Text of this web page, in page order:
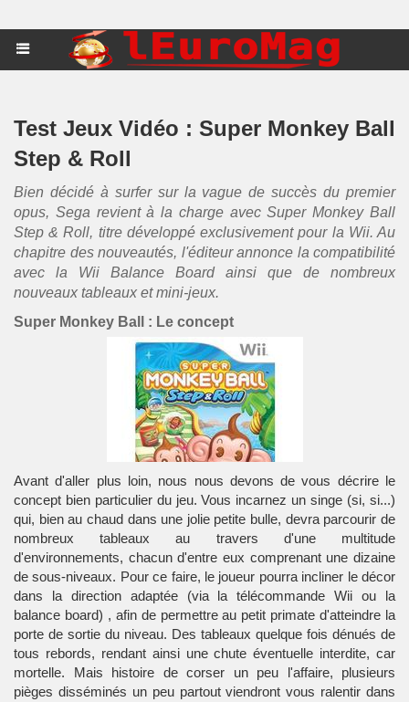
Test Jeux Vidéo : Super Monkey Ball
Step & Roll
Bien décidé à surfer sur la vague de succès du premier
opus, Sega revient à la charge avec Super Monkey Ball
Step & Roll, titre développé exclusivement pour la Wii. Au
chapitre des nouveautés, l'éditeur annonce la compatibilité
avec la Wii Balance Board ainsi que de nombreux
nouveaux tableaux et mini-jeux.
Super Monkey Ball : Le concept
Avant d'aller plus loin, nous nous devons de vous décrire le
concept bien particulier du jeu. Vous incarnez un singe (si, si...)
qui, bien au chaud dans une jolie petite bulle, devra parcourir de
nombreux tableaux au travers d'une multitude
d'environnements, chacun d'entre eux comprenant une dizaine
de sous-niveaux. Pour ce faire, le joueur pourra incliner le décor
dans la direction adaptée (via la télécommande Wii ou la
balance board) , afin de permettre au petit primate d'atteindre la
porte de sortie du niveau. Des tableaux quelque fois dénués de
tous rebords, rendant ainsi une chute éventuelle interdite, car
mortelle. Mais histoire de corser un peu l'affaire, plusieurs
pièges disséminés un peu partout viendront vous ralentir dans